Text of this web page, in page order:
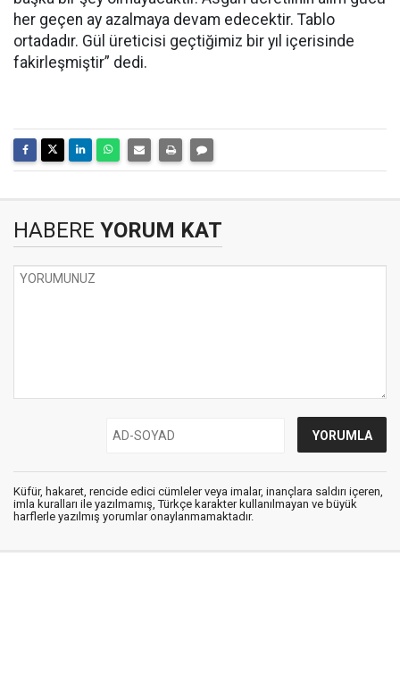
her geçen ay azalmaya devam edecektir. Tablo
ortadadır. Gül üreticisi geçtiğimiz bir yıl içerisinde
fakirleşmiştir” dedi.
HABERE YORUM KAT
Küfür, hakaret, rencide edici cümleler veya imalar, inançlara saldırı içeren,
imla kuralları ile yazılmamış, Türkçe karakter kullanılmayan ve büyük
harflerle yazılmış yorumlar onaylanmamaktadır.